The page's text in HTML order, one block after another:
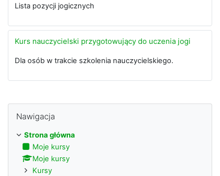
Lista pozycji jogicznych
Kurs nauczycielski przygotowujący do uczenia jogi
Dla osób w trakcie szkolenia nauczycielskiego.
Nawigacja
Strona główna
Moje kursy
Moje kursy
Kursy